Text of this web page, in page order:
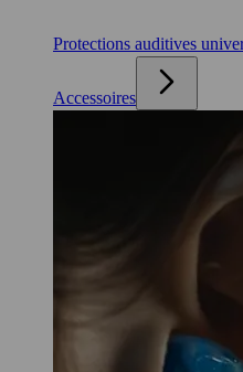
Protections auditives
Accessoires